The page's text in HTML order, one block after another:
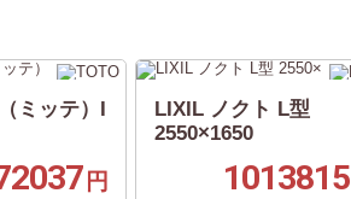
ミッテ）I
円
LIXIL ノクト L型
2550×1650
1013815